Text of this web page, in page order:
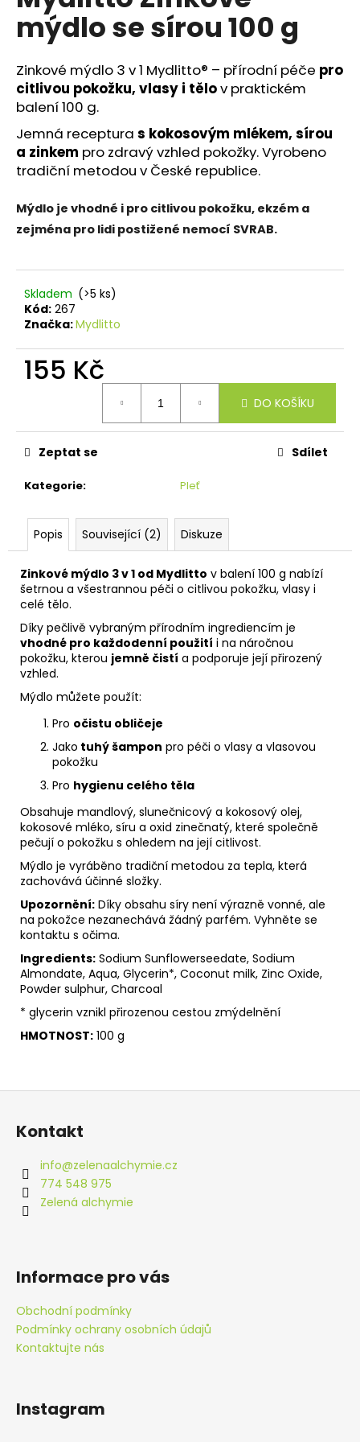
hvězdiček.
mýdlo se sírou 100 g
Zinkové mýdlo 3 v 1 Mydlitto® – přírodní péče pro
citlivou pokožku, vlasy i tělov praktickém
balení 100 g.
Jemná receptura s kokosovým mlékem, sírou
a zinkem pro zdravý vzhled pokožky. Vyrobeno
tradiční metodou v České republice.
Mýdlo je vhodné i pro citlivou pokožku, ekzém a
zejména pro lidi postižené nemocí SVRAB.
Skladem (>5 ks)
Kód: 267
Značka:Mydlitto
155 Kč
DO KOŠÍKU
Kategorie: Pleť
Zeptat se Sdílet
Popis Související (2) Diskuze
Zinkové mýdlo 3 v 1 od Mydlitto v balení 100 g nabízí
šetrnou a všestrannou péči o citlivou pokožku, vlasy i
celé tělo.
Díky pečlivě vybraným přírodním ingrediencím je
vhodné pro každodenní použití i na náročnou
pokožku, kterou jemně čistí a podporuje její přirozený
vzhled.
Mýdlo můžete použít:
Pro očistu obličeje
Jako tuhý šampon pro péči o vlasy a vlasovou
pokožku
Pro hygienu celého těla
Obsahuje mandlový, slunečnicový a kokosový olej,
kokosové mléko, síru a oxid zinečnatý, které společně
pečují o pokožku s ohledem na její citlivost.
Mýdlo je vyráběno tradiční metodou za tepla, která
zachovává účinné složky.
Upozornění: Díky obsahu síry není výrazně vonné, ale
na pokožce nezanechává žádný parfém. Vyhněte se
kontaktu s očima.
Ingredients: Sodium Sunflowerseedate, Sodium
Almondate, Aqua, Glycerin*, Coconut milk, Zinc Oxide,
Powder sulphur, Charcoal
* glycerin vznikl přirozenou cestou zmýdelnění
HMOTNOST: 100 g
a
j
í
t
?
o
p
o
u
č
m
e
Kontakt
info@zelenaalchymie.cz
774 548 975
Zelená alchymie
Informace pro vás
Obchodní podmínky
Podmínky ochrany osobních údajů
Kontaktujte nás
Instagram